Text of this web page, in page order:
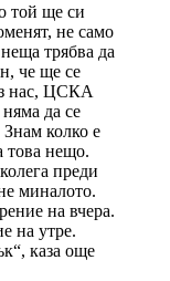
той ще си
не само
трябва да
че ще се
нас, ЦСКА
да се
колко е
това нещо.
преди
миналото.
на вчера.
на утре.
каза още